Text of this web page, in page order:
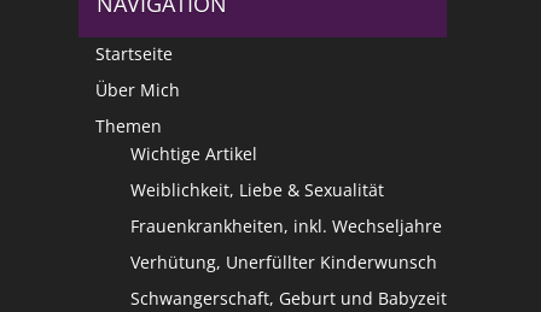
Startseite
Über Mich
Themen
Wichtige Artikel
Weiblichkeit, Liebe & Sexualität
Frauenkrankheiten, inkl. Wechseljahre
Verhütung, Unerfüllter Kinderwunsch
Schwangerschaft, Geburt und Babyzeit